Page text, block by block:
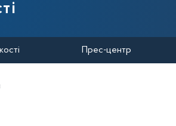
Прес-центр